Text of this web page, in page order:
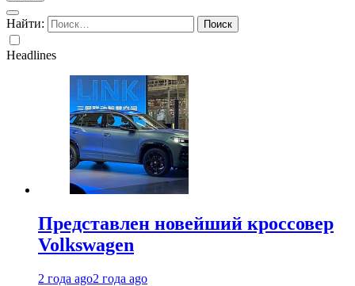
Найти:
Headlines
Представлен новейший кроссовер
Volkswagen
2 года ago2 года ago